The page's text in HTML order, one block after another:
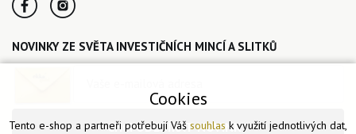
NOVINKY ZE SVĚTA INVESTIČNÍCH MINCÍ A SLITKŮ
CHCI ODEBÍRAT NOVINKY
Cookies
Tento e-shop a partneři potřebují Váš souhlas k využití jednotlivých dat,